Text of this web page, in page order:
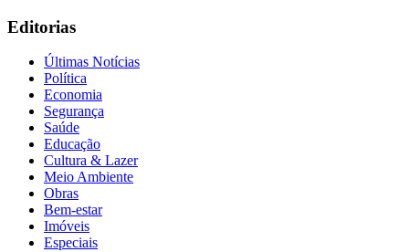
Flamengo
Editorias
Últimas Notícias
Política
Economia
Segurança
Saúde
Educação
Cultura & Lazer
Meio Ambiente
Obras
Bem-estar
Imóveis
Especiais